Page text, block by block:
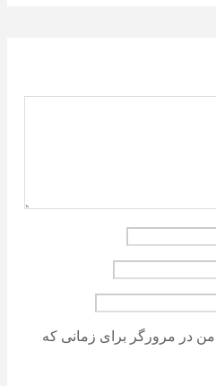
من در مرورگر برای زمانی که